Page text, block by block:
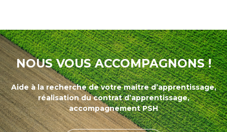
NOUS VOUS ACCOMPAGNONS !
Aide à la recherche de votre maitre d’apprentissage,
réalisation du contrat d’apprentissage,
accompagnement PSH